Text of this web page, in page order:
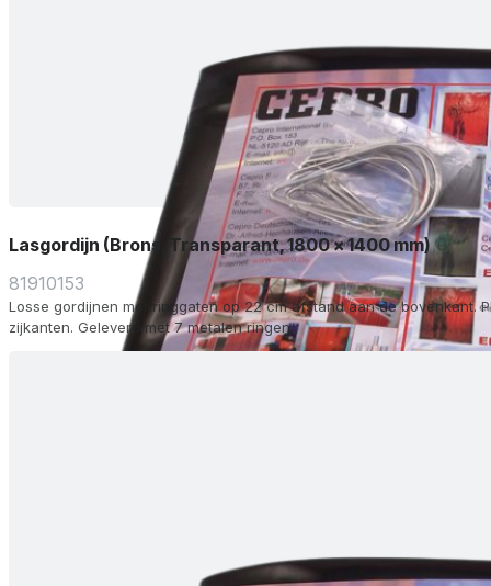
Lasgordijn (Brons, Transparant, 1800 x 1400 mm)
81910153
Losse gordijnen met ringgaten op 22 cm afstand aan de bovenkant.
zijkanten. Geleverd met 7 metalen ringen.